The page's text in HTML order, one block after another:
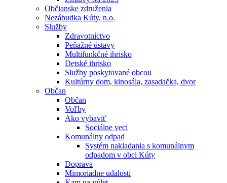
Občianske združenia
Nezábudka Kúty, n.o.
Služby
Zdravotníctvo
Peňažné ústavy
Multifunkčné ihrisko
Detské ihrisko
Služby poskytované obcou
Kultúrny dom, kinosála, zasadačka, dvor
Občan
Občan
Voľby
Ako vybaviť
Sociálne veci
Komunálny odpad
Systém nakladania s komunálnym
odpadom v obci Kúty
Doprava
Mimoriadne udalosti